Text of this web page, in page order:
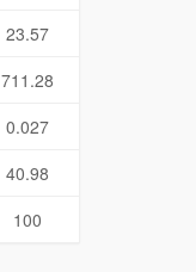
23.57
711.28
0.027
40.98
100